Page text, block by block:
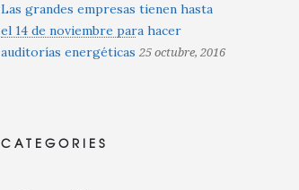
Las grandes empresas tienen hasta
el 14 de noviembre para hacer
auditorías energéticas 25 octubre, 2016
CATEGORIES